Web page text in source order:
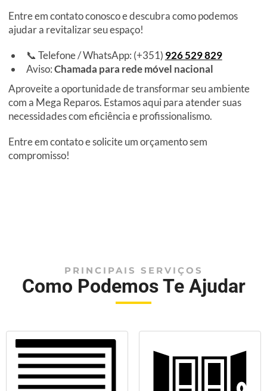
Entre em contato conosco e descubra como podemos
ajudar a revitalizar seu espaço!
📞 Telefone / WhatsApp: (+351) 926 529 829
Aviso:Chamada para rede móvel nacional
Aproveite a oportunidade de transformar seu ambiente
com a Mega Reparos. Estamos aqui para atender suas
necessidades com eficiência e profissionalismo.
Entre em contato e solicite um orçamento sem
compromisso!
PRINCIPAIS SERVIÇOS
Como Podemos Te Ajudar